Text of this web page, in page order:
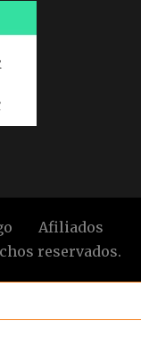
Afiliados
reservados.